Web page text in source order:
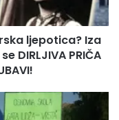
ljepotica? Iza
DIRLJIVA PRIČA